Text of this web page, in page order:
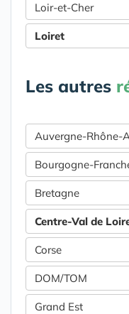
Loir-et-Cher
Loiret
Les autres
Auvergne-Rhône-
Bourgogne-
Bretagne
Centre-Val de
Corse
DOM/TOM
Grand Est